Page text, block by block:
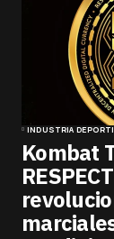
INDUSTRIA
Kombat